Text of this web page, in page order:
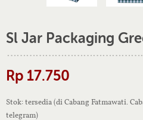
Sl Jar Packaging
Rp 17.750
Stok: tersedia (di Cabang Fatmawati.
telegram)